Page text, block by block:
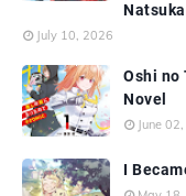
July 10, 2026
Oshi no
Novel
June
I